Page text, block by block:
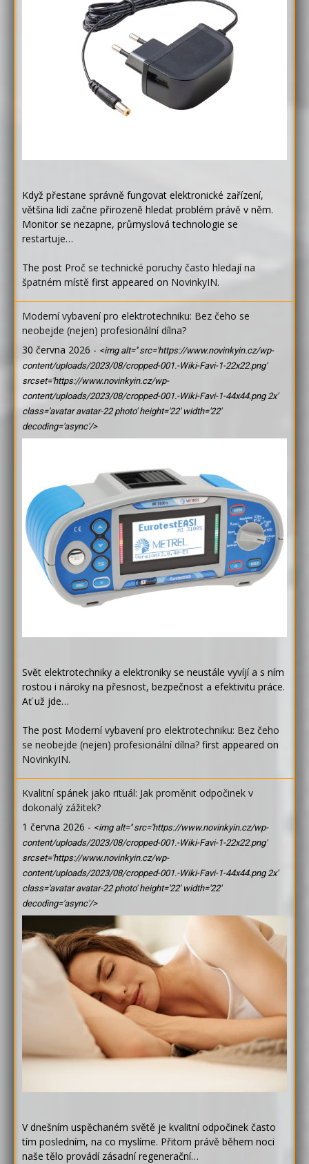
Když přestane správně fungovat elektronické zařízení,
většina lidí začne přirozeně hledat problém právě v něm.
Monitor se nezapne, průmyslová technologie se
restartuje…
The post Proč se technické poruchy často hledají na
špatném místě first appeared on NovinkyIN.
Moderní vybavení pro elektrotechniku: Bez čeho se
neobejde (nejen) profesionální dílna?
30 června 2026 - <img alt='' src='https://www.novinkyin.cz/wp-
content/uploads/2023/08/cropped-001.-Wiki-Favi-1-22x22.png'
srcset='https://www.novinkyin.cz/wp-
content/uploads/2023/08/cropped-001.-Wiki-Favi-1-44x44.png 2x'
class='avatar avatar-22 photo' height='22' width='22'
decoding='async'/>
Svět elektrotechniky a elektroniky se neustále vyvíjí a s ním
rostou i nároky na přesnost, bezpečnost a efektivitu práce.
Ať už jde…
The post Moderní vybavení pro elektrotechniku: Bez čeho
se neobejde (nejen) profesionální dílna? first appeared on
NovinkyIN.
Kvalitní spánek jako rituál: Jak proměnit odpočinek v
dokonalý zážitek?
1 června 2026 - <img alt='' src='https://www.novinkyin.cz/wp-
content/uploads/2023/08/cropped-001.-Wiki-Favi-1-22x22.png'
srcset='https://www.novinkyin.cz/wp-
content/uploads/2023/08/cropped-001.-Wiki-Favi-1-44x44.png 2x'
class='avatar avatar-22 photo' height='22' width='22'
decoding='async'/>
V dnešním uspěchaném světě je kvalitní odpočinek často
tím posledním, na co myslíme. Přitom právě během noci
naše tělo provádí zásadní regenerační…